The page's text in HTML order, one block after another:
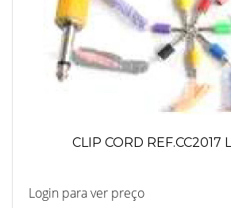
CLIP CORD REF.CC2017
Login para ver preço